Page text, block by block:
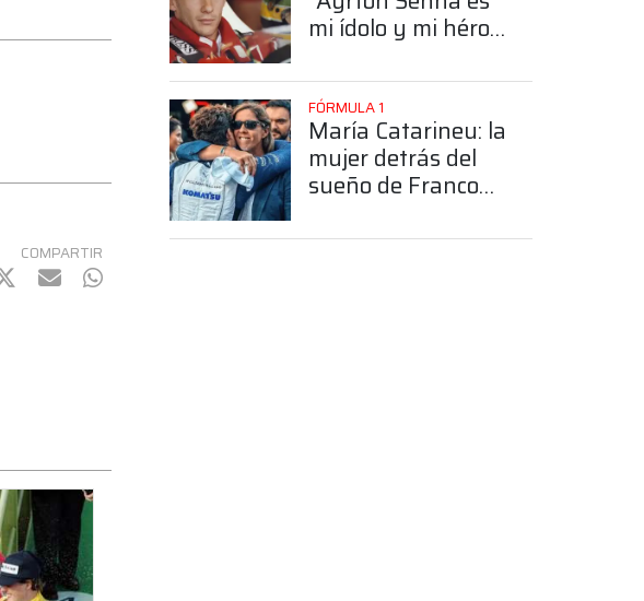
COMPARTIR
mail WhatsApp
mi ídolo y mi héroe
FÓRMULA 1
María Catarineu: la
mujer detrás del
sueño de Franco
Fórmula 1